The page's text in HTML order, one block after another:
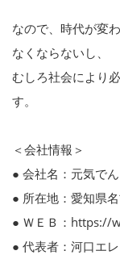
なので、時代が変
なくならないし、
むしろ社会により
す。
＜会社情報＞
● 会社名：元気で
● 所在地：愛知県
● ＷＥＢ：https://
● 代表者：河口エ